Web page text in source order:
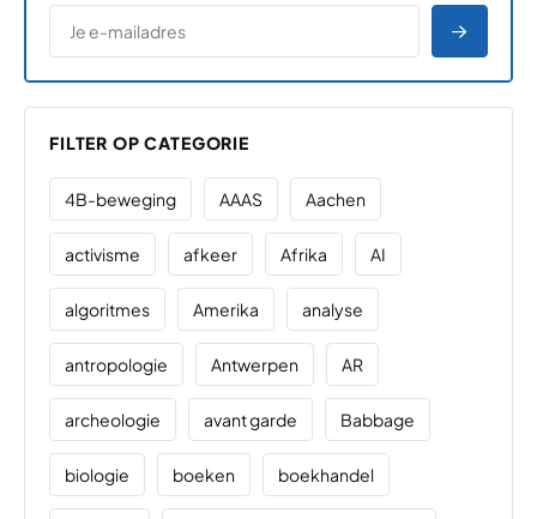
E-MAILADRES
*
FILTER OP CATEGORIE
4B-beweging AAAS Aachen
activisme afkeer Afrika AI
algoritmes Amerika analyse
antropologie Antwerpen AR
archeologie avant garde Babbage
biologie boeken boekhandel